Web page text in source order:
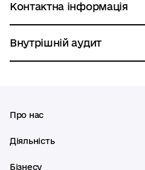
Контактна інформація
Внутрішній аудит
Про нас
Діяльність
Бізнесу